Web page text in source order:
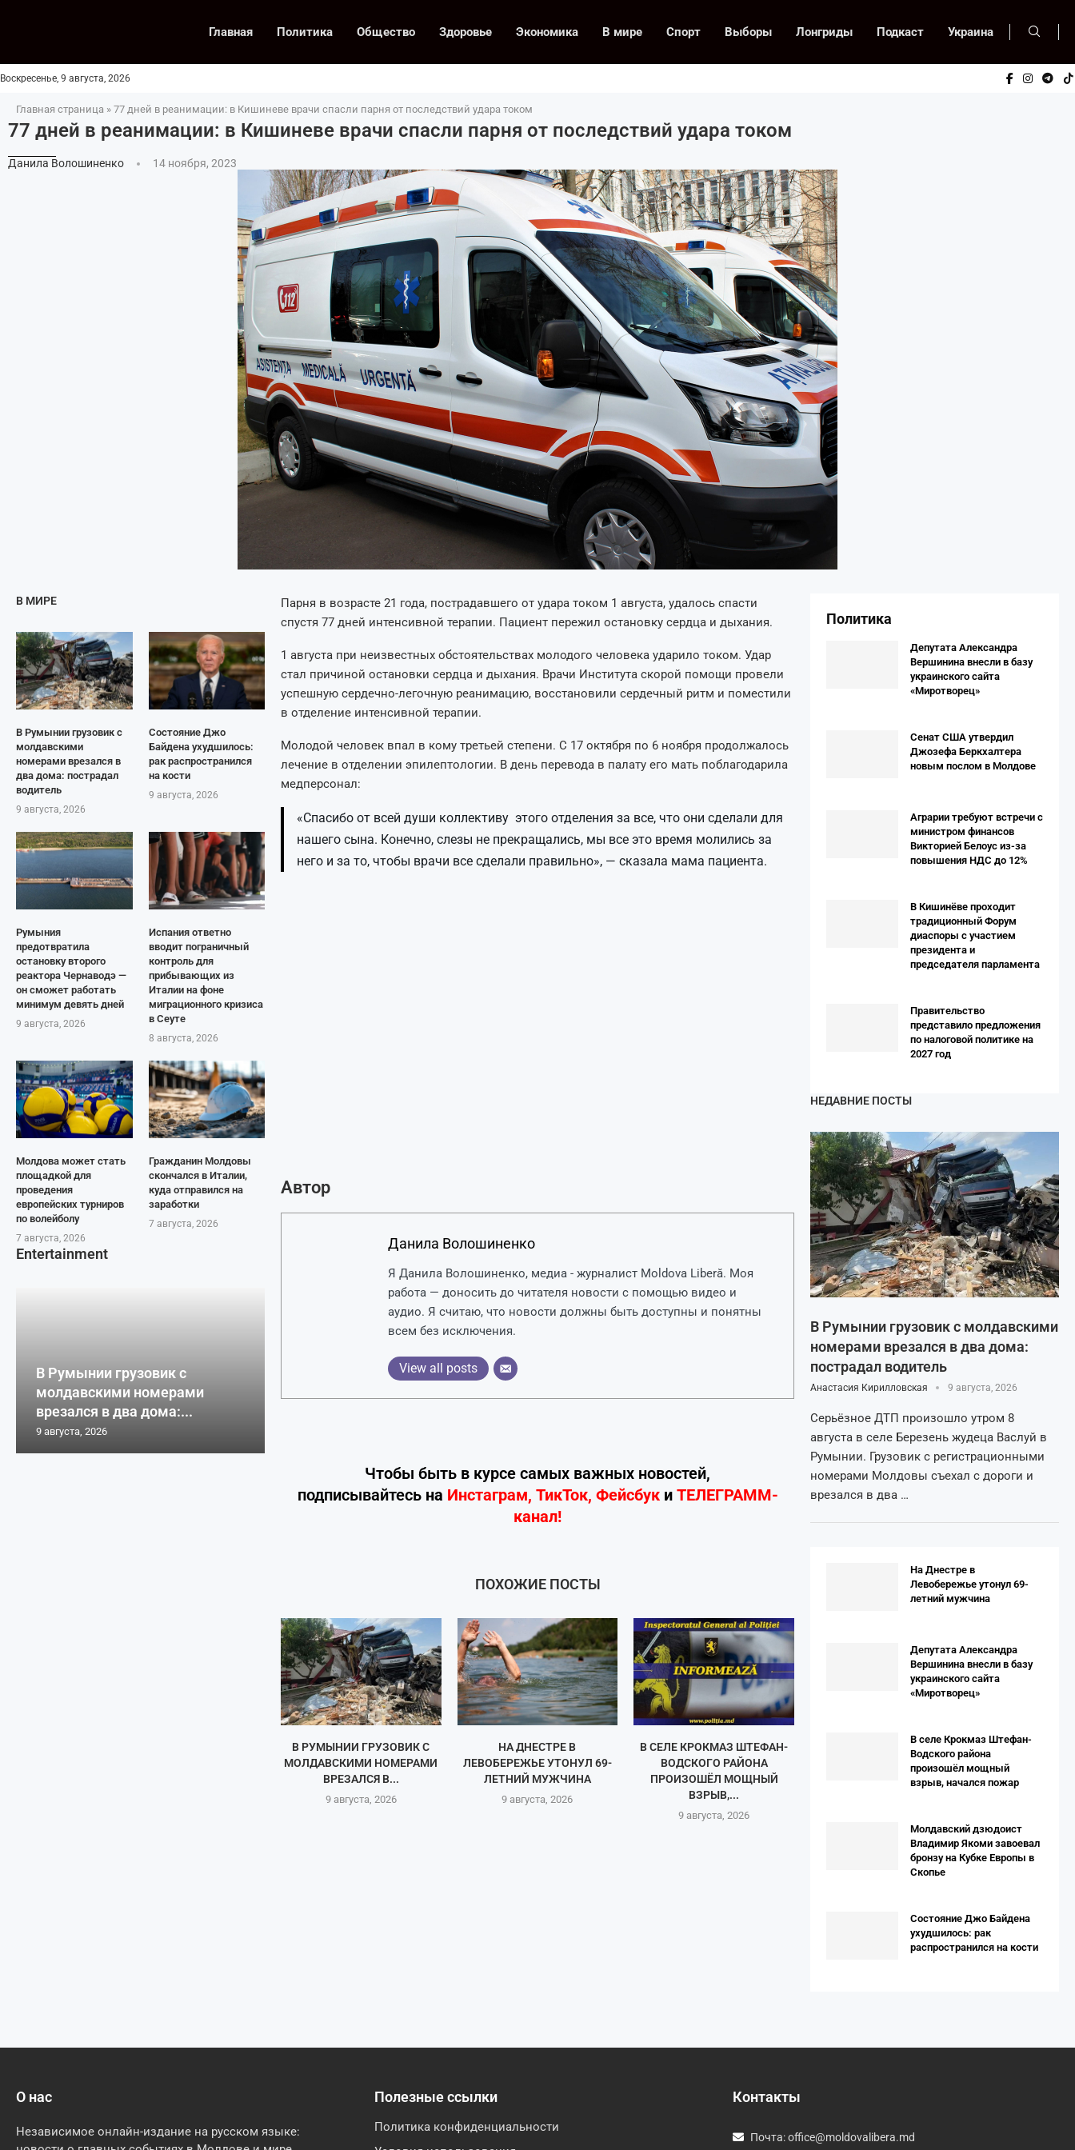
Главная Политика Общество Здоровье Экономика В мире Спорт Выборы Лонгриды Подкаст Украина
Воскресенье, 9 августа, 2026
Главная страница » 77 дней в реанимации: в Кишиневе врачи спасли парня от последствий удара током
77 дней в реанимации: в Кишиневе врачи спасли парня от последствий удара током
Данила Волошиненко 14 ноября, 2023
В МИРЕ
В Румынии грузовик с
молдавскими
номерами врезался в
два дома: пострадал
водитель
9 августа, 2026
Состояние Джо
Байдена ухудшилось:
рак распространился
на кости
9 августа, 2026
Румыния
предотвратила
остановку второго
реактора Чернаводэ —
он сможет работать
минимум девять дней
9 августа, 2026
Испания ответно
вводит пограничный
контроль для
прибывающих из
Италии на фоне
миграционного кризиса
в Сеуте
8 августа, 2026
Молдова может стать
площадкой для
проведения
европейских турниров
по волейболу
7 августа, 2026
Гражданин Молдовы
скончался в Италии,
куда отправился на
заработки
7 августа, 2026
Entertainment
В Румынии грузовик с
молдавскими номерами
врезался в два дома:...
9 августа, 2026
Парня в возрасте 21 года, пострадавшего от удара током 1 августа, удалось спасти
спустя 77 дней интенсивной терапии. Пациент пережил остановку сердца и дыхания.
1 августа при неизвестных обстоятельствах молодого человека ударило током. Удар
стал причиной остановки сердца и дыхания. Врачи Института скорой помощи провели
успешную сердечно-легочную реанимацию, восстановили сердечный ритм и поместили
в отделение интенсивной терапии.
Молодой человек впал в кому третьей степени. С 17 октября по 6 ноября продолжалось
лечение в отделении эпилептологии. В день перевода в палату его мать поблагодарила
медперсонал:
«Спасибо от всей души коллективу этого отделения за все, что они сделали для
нашего сына. Конечно, слезы не прекращались, мы все это время молились за
него и за то, чтобы врачи все сделали правильно», — сказала мама пациента.
Автор
Данила Волошиненко
Я Данила Волошиненко, медиа - журналист Moldova Liberă. Моя
работа — доносить до читателя новости с помощью видео и
аудио. Я считаю, что новости должны быть доступны и понятны
всем без исключения.
View all posts
Чтобы быть в курсе самых важных новостей,
подписывайтесь на Инстаграм, ТикТок, Фейсбуки ТЕЛЕГРАММ-
канал!
ПОХОЖИЕ ПОСТЫ
В РУМЫНИИ ГРУЗОВИК С
МОЛДАВСКИМИ НОМЕРАМИ
ВРЕЗАЛСЯ В...
9 августа, 2026
НА ДНЕСТРЕ В
ЛЕВОБЕРЕЖЬЕ УТОНУЛ 69-
ЛЕТНИЙ МУЖЧИНА
9 августа, 2026
В СЕЛЕ КРОКМАЗ ШТЕФАН-
ВОДСКОГО РАЙОНА
ПРОИЗОШЁЛ МОЩНЫЙ
ВЗРЫВ,...
9 августа, 2026
Политика
Депутата Александра
Вершинина внесли в базу
украинского сайта
«Миротворец»
Сенат США утвердил
Джозефа Беркхалтера
новым послом в Молдове
Аграрии требуют встречи с
министром финансов
Викторией Белоус из-за
повышения НДС до 12%
В Кишинёве проходит
традиционный Форум
диаспоры с участием
президента и
председателя парламента
Правительство
представило предложения
по налоговой политике на
2027 год
НЕДАВНИЕ ПОСТЫ
В Румынии грузовик с молдавскими
номерами врезался в два дома:
пострадал водитель
Анастасия Кирилловская 9 августа, 2026
Серьёзное ДТП произошло утром 8
августа в селе Березень жудеца Васлуй в
Румынии. Грузовик с регистрационными
номерами Молдовы съехал с дороги и
врезался в два …
На Днестре в
Левобережье утонул 69-
летний мужчина
Депутата Александра
Вершинина внесли в базу
украинского сайта
«Миротворец»
В селе Крокмаз Штефан-
Водского района
произошёл мощный
взрыв, начался пожар
Молдавский дзюдоист
Владимир Якоми завоевал
бронзу на Кубке Европы в
Скопье
Состояние Джо Байдена
ухудшилось: рак
распространился на кости
О нас
Независимое онлайн-издание на русском языке:
Полезные ссылки
Политика конфиденциальности
Контакты
Почта:office@moldovalibera.md